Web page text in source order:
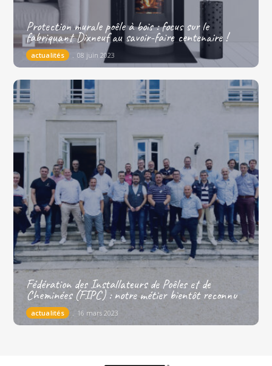
Protection murale poêle à bois : focus sur le
fabriquant Dixneuf au savoir-faire centenaire !
actualités 08 juin 2023
Fédération des Installateurs de Poêles et de
Cheminées (FIPC) : notre métier bientôt reconnu
actualités 16 mars 2023